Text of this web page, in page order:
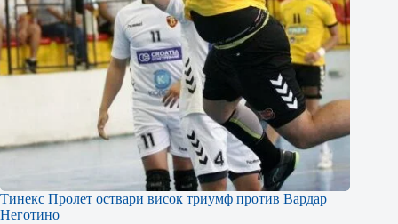
Тинекс Пролет оствари висок триумф против Вардар
Неготино